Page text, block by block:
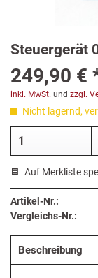
Steuergerät
249,90 €
inkl. MwSt. und zzgl.
Nicht lagernd,
Auf Merkliste
Artikel-Nr.:
Vergleichs-Nr.:
Beschreibung